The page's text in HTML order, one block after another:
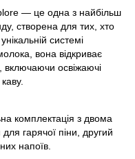
— це одна з найбільш
створена для тих, хто
системі
вона відкриває
включаючи освіжаючі
комплектація з двома
гарячої піни, другий
напоїв.